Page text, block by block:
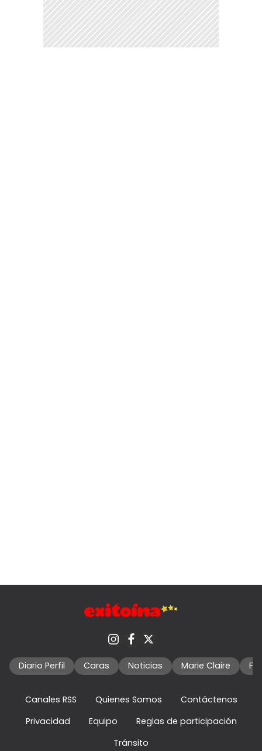
Diario Perfil Caras Noticias Marie Claire
Canales RSS Quienes Somos
Contáctenos
Privacidad
Equipo
Reglas de participación
Tránsito